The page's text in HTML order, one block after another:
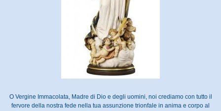
O Vergine Immacolata, Madre di Dio e degli uomini, noi crediamo con tutto il
fervore della nostra fede nella tua assunzione trionfale in anima e corpo al